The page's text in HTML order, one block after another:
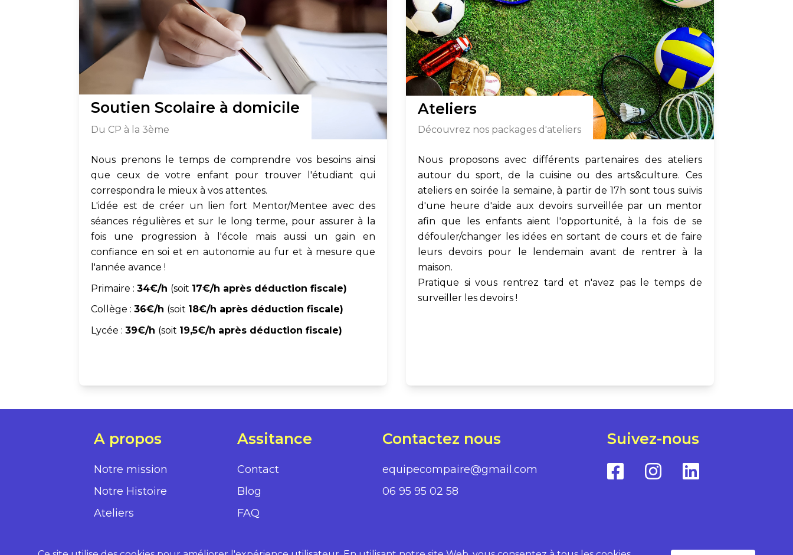
Soutien Scolaire à domicile
Du CP à la 3ème
Nous prenons le temps de comprendre vos besoins ainsi
que ceux de votre enfant pour trouver l'étudiant qui
correspondra le mieux à vos attentes.
L'idée est de créer un lien fort Mentor/Mentee avec des
séances régulières et sur le long terme, pour assurer à la
fois une progression à l'école mais aussi un gain en
confiance en soi et en autonomie au fur et à mesure que
l'année avance !
Primaire :34€/h (soit 17€/h après déduction fiscale)
Collège :36€/h (soit 18€/h après déduction fiscale)
Lycée :39€/h (soit 19,5€/h après déduction fiscale)
Ateliers
Découvrez nos packages d'ateliers
Nous proposons avec différents partenaires des ateliers
autour du sport, de la cuisine ou des arts&culture. Ces
ateliers en soirée la semaine, à partir de 17h sont tous suivis
d'une heure d'aide aux devoirs surveillée par un mentor
afin que les enfants aient l'opportunité, à la fois de se
défouler/changer les idées en sortant de cours et de faire
leurs devoirs pour le lendemain avant de rentrer à la
maison.
Pratique si vous rentrez tard et n'avez pas le temps de
surveiller les devoirs !
A propos
Notre mission
Notre Histoire
Ateliers
Assitance
Contact
Blog
FAQ
Contactez nous
equipecompaire@gmail.com
06 95 95 02 58
Suivez-nous